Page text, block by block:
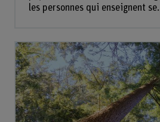
les personnes qui enseignent